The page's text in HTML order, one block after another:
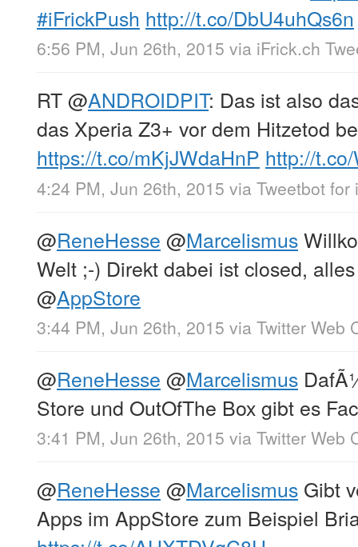
#iFrickPush http://t.co/DbU4uhQs6n
6:56 PM, Jun 26th, 2015 via iFrick.ch
RT@ANDROIDPIT: Das ist also
das Xperia Z3+ vor dem Hitzetod
https://t.co/mKjJWdaHnP http://t.co/
4:24 PM, Jun 26th, 2015 via Tweetbot for
@ReneHesse @Marcelismus
Welt ;-) Direkt dabei ist closed,
@AppStore
3:44 PM, Jun 26th, 2015 via Twitter Web
@ReneHesse @Marcelismus
Store und OutOfThe Box gibt es
3:41 PM, Jun 26th, 2015 via Twitter Web
@ReneHesse @Marcelismus Gibt
Apps im AppStore zum Beispiel